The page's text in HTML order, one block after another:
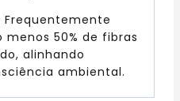
Frequentemente
50% de fibras
alinhando
ambiental.